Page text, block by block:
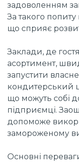
задоволенням
За такого
що сприяє
Заклади, де
асортимент,
запустити
кондитерський
що можуть собі
підприємці.
допоможе
замороженому
Основні